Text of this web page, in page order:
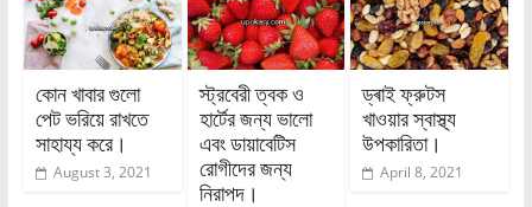
কোন খাবার গুলো
পেট ভরিয়ে রাখতে
সাহায্য করে।
August 3, 2021
স্ট্রবেরী ত্বক ও
হার্টের জন্য ভালো
এবং ডায়াবেটিস
রোগীদের জন্য
নিরাপদ।
ড্ৰাই ফ্রুটস
খাওয়ার স্বাস্থ্য
উপকারিতা।
April 8, 2021